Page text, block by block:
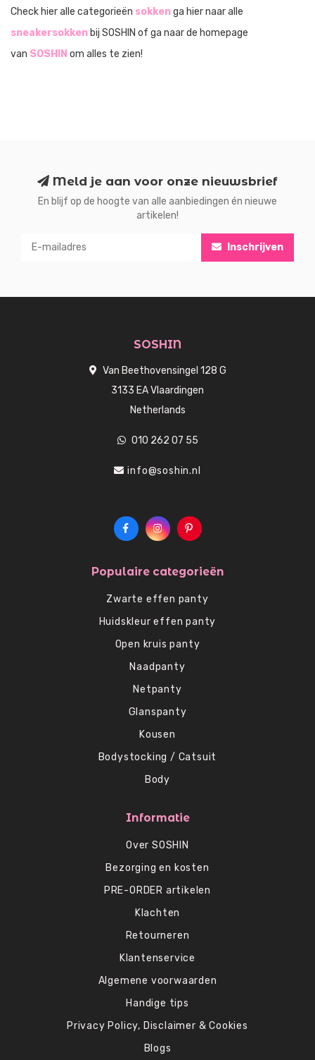
Check hier alle categorieën sokkenga hier naar alle
sneakersokkenbij SOSHIN of ga naar de homepage
van SOSHIN om alles te zien!
Meld je aan voor onze nieuwsbrief
En blijf op de hoogte van alle aanbiedingen én nieuwe
artikelen!
Inschrijven
SOSHIN
Van Beethovensingel 128 G
3133 EA Vlaardingen
Netherlands
010 262 07 55
info@soshin.nl
Populaire categorieën
Zwarte effen panty
Huidskleur effen panty
Open kruis panty
Naadpanty
Netpanty
Glanspanty
Kousen
Bodystocking / Catsuit
Body
Informatie
Over SOSHIN
Bezorging en kosten
PRE-ORDER artikelen
Klachten
Retourneren
Klantenservice
Algemene voorwaarden
Handige tips
Privacy Policy, Disclaimer & Cookies
Blogs